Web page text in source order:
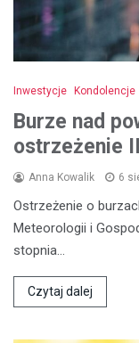
Inwestycje Kondolencje
Burze nad
ostrzeżenie
Anna Kowalik 6
Ostrzeżenie o
Meteorologii i
stopnia…
Czytaj dalej